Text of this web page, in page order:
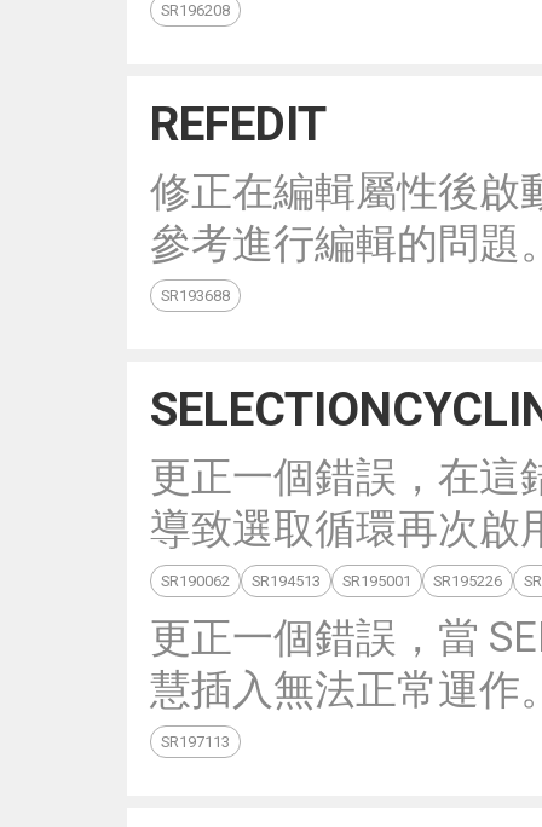
SR196208
REFEDIT
修正在編輯屬性後啟
參考進行編輯的問題
SR193688
更正一個錯誤，在這
導致選取循環再次啟
SR190062 SR194513 SR195001 SR195226
更正一個錯誤，當
慧插入無法正常運作
SR197113